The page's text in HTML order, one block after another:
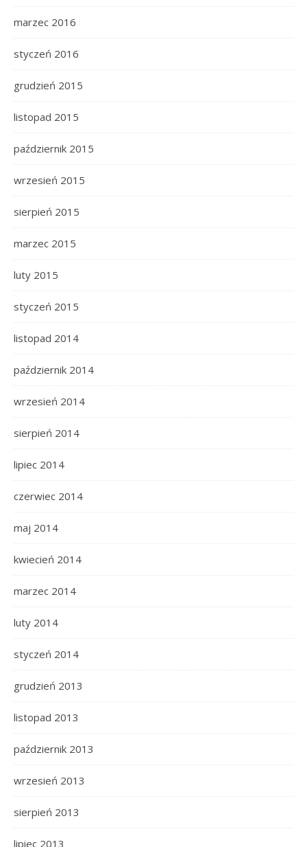
marzec 2016
styczeń 2016
grudzień 2015
listopad 2015
październik 2015
wrzesień 2015
sierpień 2015
marzec 2015
luty 2015
styczeń 2015
listopad 2014
październik 2014
wrzesień 2014
sierpień 2014
lipiec 2014
czerwiec 2014
maj 2014
kwiecień 2014
marzec 2014
luty 2014
styczeń 2014
grudzień 2013
listopad 2013
październik 2013
wrzesień 2013
sierpień 2013
lipiec 2013